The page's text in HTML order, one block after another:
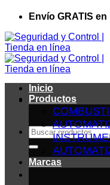
Envío GRATIS
Buscar
por:
Inicio
Productos
Marcas